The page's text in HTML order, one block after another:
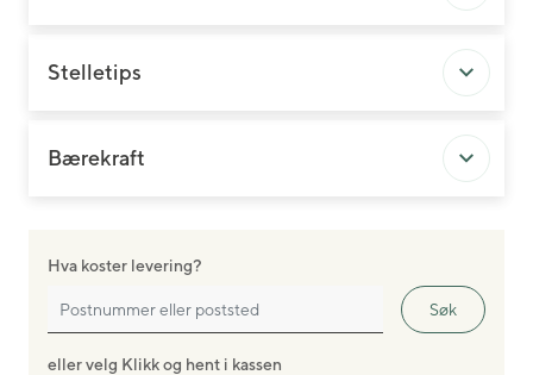
Stelletips
Bærekraft
Hva koster levering?
Søk
eller velg Klikk og hent i kassen